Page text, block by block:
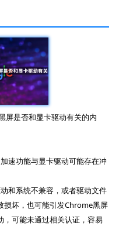
屏是否和显卡驱动有关的内
速功能与显卡驱动可能存在冲
和系统不兼容，或者驱动文件
损坏，也可能引发Chrome黑屏
，可能未通过相关认证，容易